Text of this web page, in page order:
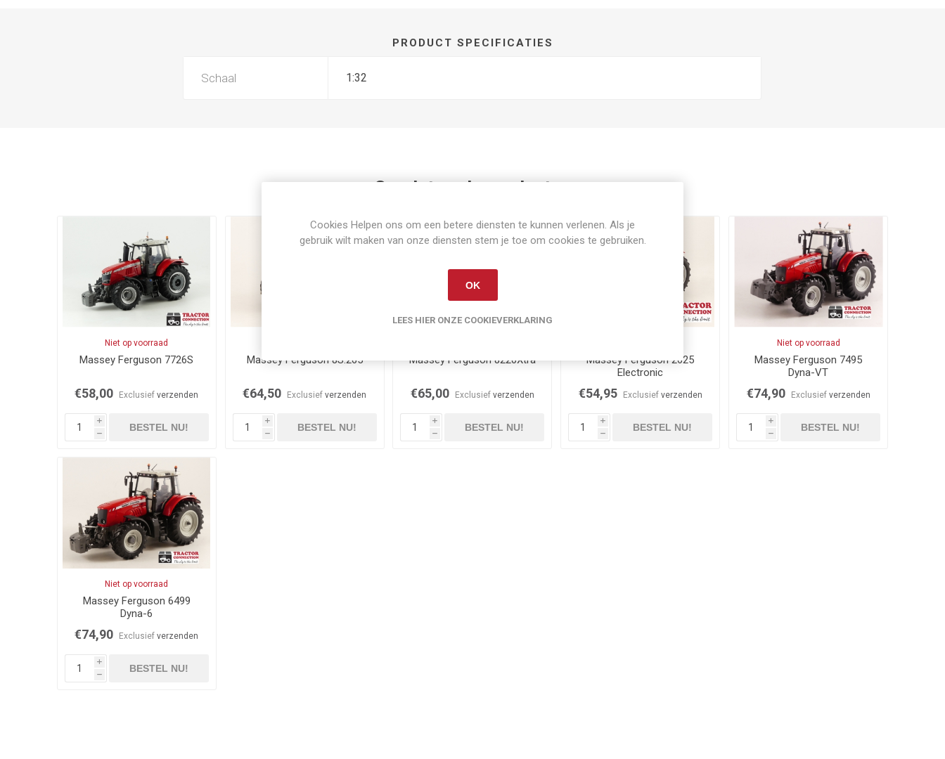
PRODUCT SPECIFICATIES
Schaal 1:32
Gerelateerde producten
Niet op voorraad
Massey Ferguson 7726S
€58,00 Exclusiefverzenden
i
h
BESTEL NU!
Massey Ferguson 8S.265
€64,50 Exclusiefverzenden
i
h
BESTEL NU!
Massey Ferguson 8220Xtra
€65,00 Exclusief verzenden
i
h
BESTEL NU!
Massey Ferguson 2625
Electronic
€54,95 Exclusief verzenden
i
h
BESTEL NU!
Niet op voorraad
Massey Ferguson 7495
Dyna-VT
€74,90 Exclusief verzenden
i
h
BESTEL NU!
Niet op voorraad
Massey Ferguson 6499
Dyna-6
€74,90 Exclusiefverzenden
i
h
BESTEL NU!
Cookies Helpen ons om een betere diensten te kunnen verlenen. Als je
gebruik wilt maken van onze diensten stem je toe om cookies te gebruiken.
OK
LEES HIER ONZE COOKIEVERKLARING